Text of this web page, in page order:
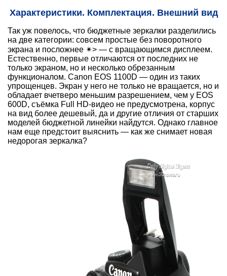
Характеристики. Комплектация. Внешний вид
Так уж повелось, что бюджетные зеркалки разделились
на две категории: совсем простые без поворотного
экрана и посложнее ✴> — с вращающимся дисплеем.
Естественно, первые отличаются от последних не
только экраном, но и несколько обрезанным
функционалом. Canon EOS 1100D — один из таких
упрощенцев. Экран у него не только не вращается, но и
обладает вчетверо меньшим разрешением, чем у EOS
600D, съёмка Full HD-видео не предусмотрена, корпус
на вид более дешевый, да и другие отличия от старших
моделей бюджетной линейки найдутся. Однако главное
нам еще предстоит выяснить — как же снимает новая
недорогая зеркалка?